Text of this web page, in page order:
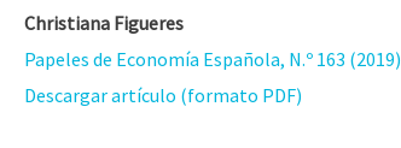
Christiana Figueres
Papeles de Economía Española, N.º 163 (2019)
Descargar artículo (formato PDF)